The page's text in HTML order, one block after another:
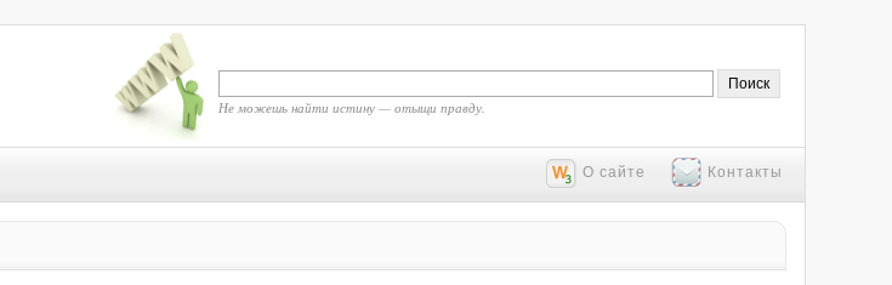
Не можешь найти истину — отыщи правду.
О сайте Контакты